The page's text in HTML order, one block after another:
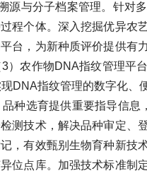
源与分子档案管理。针对
程个体。深入挖掘优异农
台，为新种质评价提供有
）农作物DNA指纹管理平
DNA指纹管理的数字化
种选育提供重要指导信
测技术，解决品种审定、
，有效甄别生物育种新技
位点库。加强技术标准制